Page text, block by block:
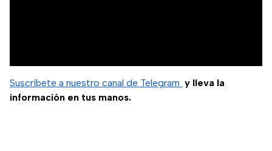
Suscríbete a nuestro canal de Telegram y lleva la
información en tus manos.